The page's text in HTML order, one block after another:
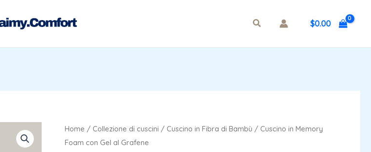
$0.00
Home / Collezione di cuscini / Cuscino in Fibra di Bambù / Cuscino in Memory
Foam con Gel al Grafene
Cuscino
in